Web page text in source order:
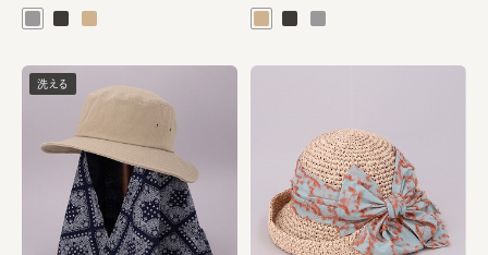
洗える